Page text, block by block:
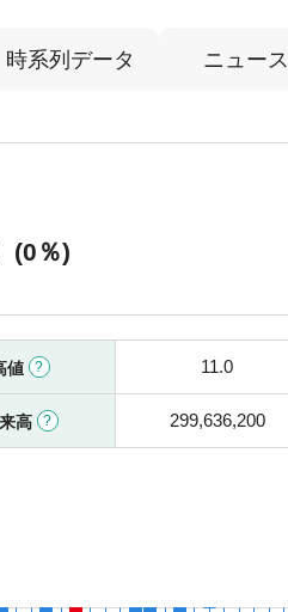
時系列データ ニュース
(0％)
値 11.0
高 299,636,200